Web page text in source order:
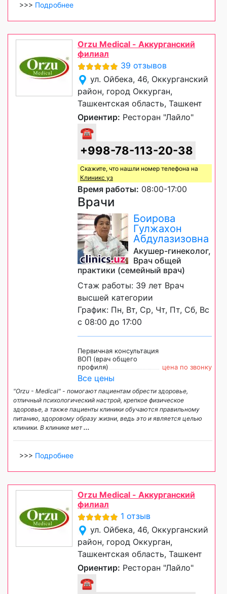
>>> Подробнее
Orzu Medical - Аккурганский
филиал
39 отзывов
ул. Ойбека, 46, Оккурганский
район, город Оккурган,
Ташкентская область, Ташкент
Ориентир: Ресторан "Лайло"
☎
+998-78-113-20-38
Скажите, что нашли номер телефона на
Клиникс уз
Время работы: 08:00-17:00
Врачи
Боирова
Гулжахон
Абдулазизовна
Акушер-гинеколог,
Врач общей
практики (семейный врач)
Стаж работы: 39 лет Врач
высшей категории
График: Пн, Вт, Ср, Чт, Пт, Сб, Вс
с 08:00 до 17:00
Первичная консультация
ВОП (врач общего
профиля)
цена по звонку
Все цены
"Orzu - Medical" - помогают пациентам обрести здоровье,
отличный психологический настрой, крепкое физическое
здоровье, а также пациенты клиники обучаются правильному
питанию, здоровому образу жизни, ведь это и является целью
клиники. В клинике мет...
>>> Подробнее
Orzu Medical - Аккурганский
филиал
1 отзыв
ул. Ойбека, 46, Оккурганский
район, город Оккурган,
Ташкентская область, Ташкент
Ориентир: Ресторан "Лайло"
☎